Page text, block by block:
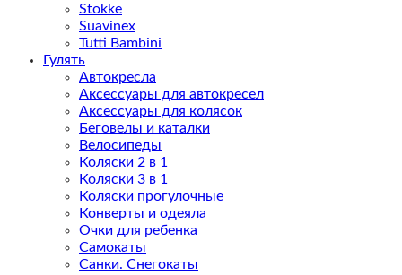
Stokke
Suavinex
Tutti Bambini
Гулять
Автокресла
Аксессуары для автокресел
Аксессуары для колясок
Беговелы и каталки
Велосипеды
Коляски 2 в 1
Коляски 3 в 1
Коляски прогулочные
Конверты и одеяла
Очки для ребенка
Самокаты
Санки. Снегокаты